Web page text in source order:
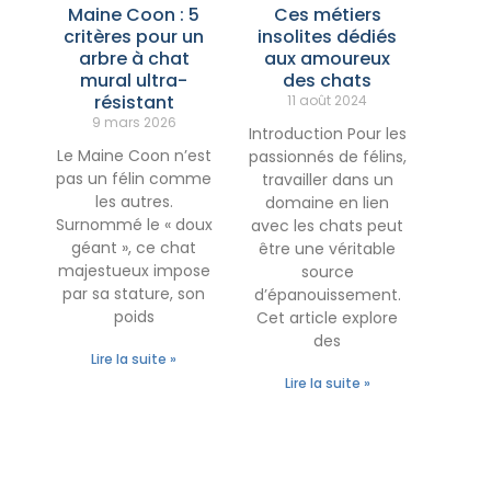
Maine Coon : 5
critères pour un
arbre à chat
mural ultra-
résistant
9 mars 2026
Le Maine Coon n’est
pas un félin comme
les autres.
Surnommé le « doux
géant », ce chat
majestueux impose
par sa stature, son
poids
Lire la suite »
Ces métiers
insolites dédiés
aux amoureux
des chats
11 août 2024
Introduction Pour les
passionnés de félins,
travailler dans un
domaine en lien
avec les chats peut
être une véritable
source
d’épanouissement.
Cet article explore
des
Lire la suite »